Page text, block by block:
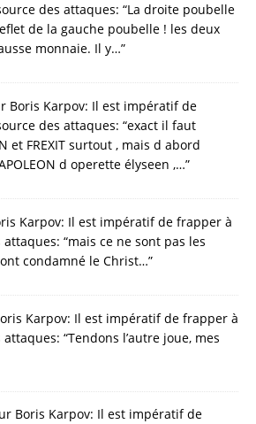
des attaques: “La droite poubelle
de la gauche poubelle ! les deux
monnaie. Il y…”
Boris Karpov: Il est impératif de
des attaques: “exact il faut
et FREXIT surtout , mais d abord
d operette élyseen ,…”
Karpov: Il est impératif de frapper à
attaques: “mais ce ne sont pas les
condamné le Christ…”
Karpov: Il est impératif de frapper à
attaques: “Tendons l’autre joue, mes
Boris Karpov: Il est impératif de